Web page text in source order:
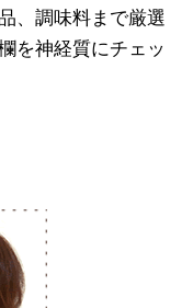
、調味料まで厳選
を神経質にチェッ